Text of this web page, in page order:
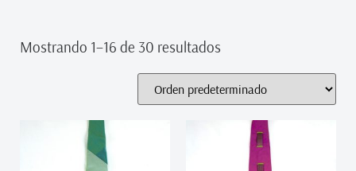
Mostrando 1–16 de 30 resultados